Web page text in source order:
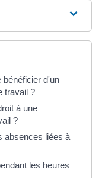
bénéficier d'un
travail ?
à une
?
absences liées à
les heures